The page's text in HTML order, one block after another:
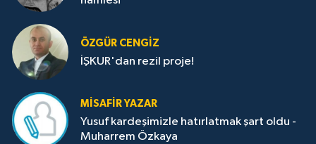
ÖZGÜR CENGIZ
İŞKUR'dan rezil proje!
MISAFIR YAZAR
Yusuf kardeşimizle hatırlatmak şart oldu -
Muharrem Özkaya